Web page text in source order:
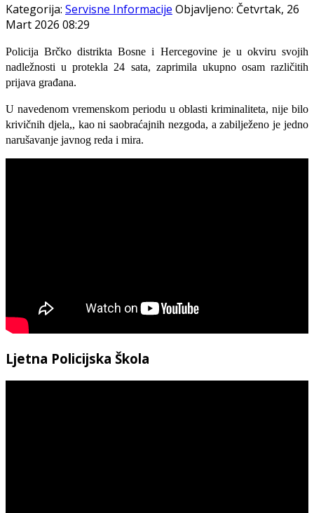
Kategorija: Servisne Informacije Objavljeno: Četvrtak, 26
Mart 2026 08:29
Policija Brčko distrikta Bosne i Hercegovine je u okviru svojih
nadležnosti u protekla 24 sata, zaprimila ukupno osam različitih
prijava građana.
U navedenom vremenskom periodu u oblasti kriminaliteta, nije bilo
krivičnih djela,, kao ni saobraćajnih nezgoda, a zabilježeno je jedno
narušavanje javnog reda i mira.
Ljetna Policijska Škola